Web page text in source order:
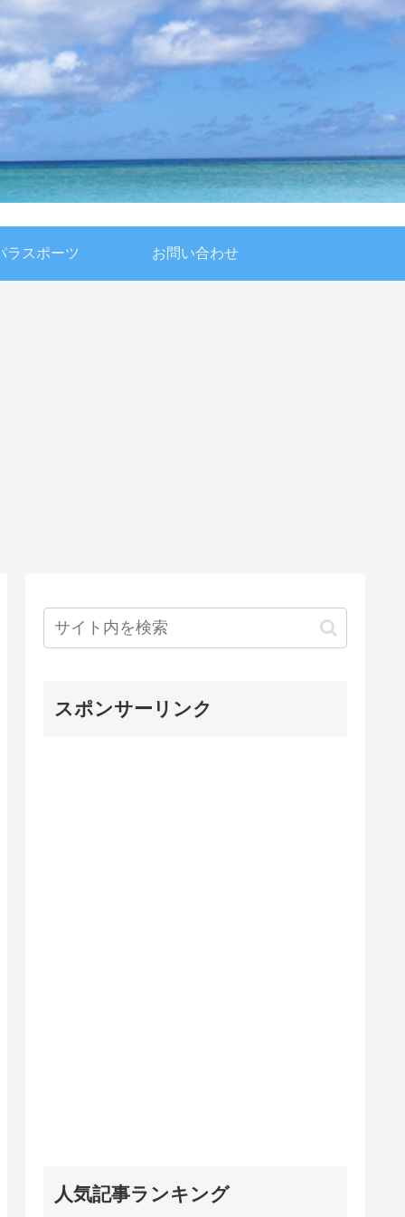
ラスポーツ お問い合わせ
スポンサーリンク
人気記事ランキング